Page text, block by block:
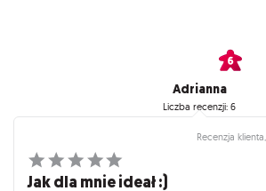
Adrianna
Liczba recenzji: 6
Recenzja
Jak dla mnie ideał :)